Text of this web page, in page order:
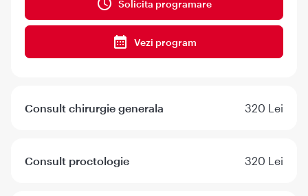
Solicita programare
Vezi program
Consult chirurgie generala 320 Lei
Consult proctologie 320 Lei